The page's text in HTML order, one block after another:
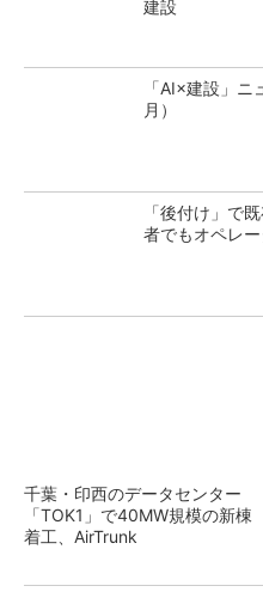
建設
「AI×建設」
月）
「後付け」で
者でもオペレ
千葉・印西のデータセンター
「TOK1」で40MW規模の新棟
着工、AirTrunk